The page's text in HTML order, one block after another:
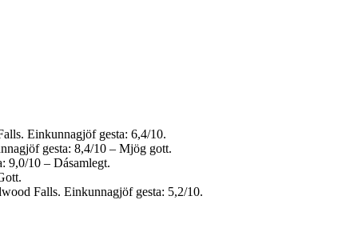
Einkunnagjöf gesta: 6,4/10.
gesta: 8,4/10 – Mjög gott.
9,0/10 – Dásamlegt.
Falls. Einkunnagjöf gesta: 5,2/10.